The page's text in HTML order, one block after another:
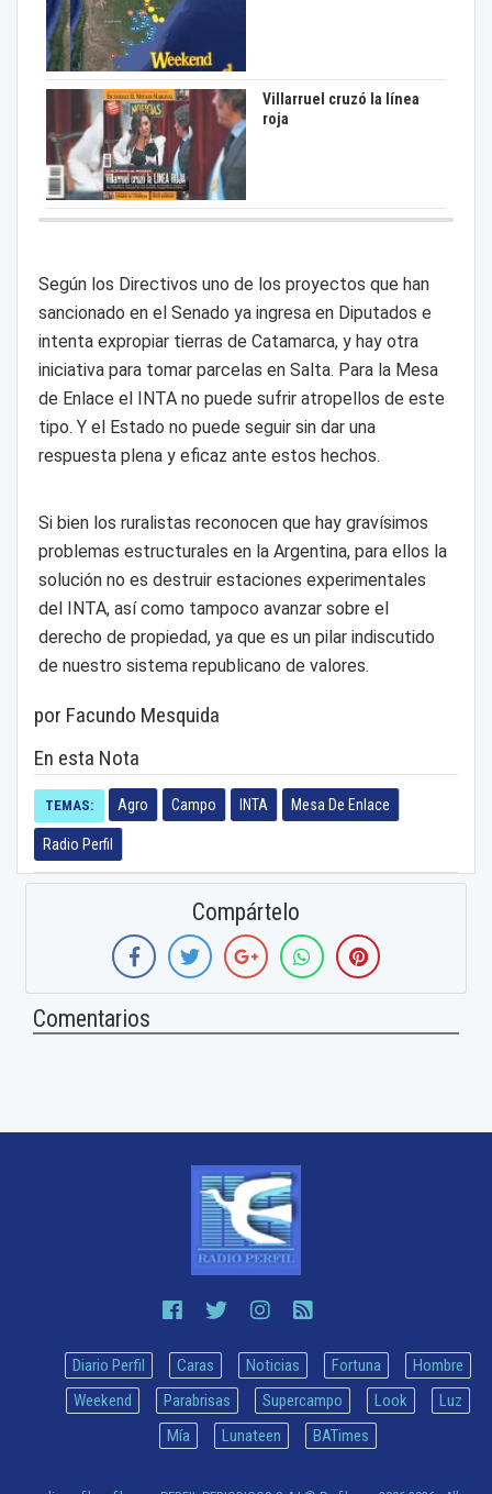
Villarruel cruzó la línea
roja
Según los Directivos uno de los proyectos que han
sancionado en el Senado ya ingresa en Diputados e
intenta expropiar tierras de Catamarca, y hay otra
iniciativa para tomar parcelas en Salta. Para la Mesa
de Enlace el INTA no puede sufrir atropellos de este
tipo. Y el Estado no puede seguir sin dar una
respuesta plena y eficaz ante estos hechos.
Si bien los ruralistas reconocen que hay gravísimos
problemas estructurales en la Argentina, para ellos la
solución no es destruir estaciones experimentales
del INTA, así como tampoco avanzar sobre el
derecho de propiedad, ya que es un pilar indiscutido
de nuestro sistema republicano de valores.
por Facundo Mesquida
En esta Nota
TEMAS: Agro Campo INTA Mesa De Enlace
Radio Perfil
Compártelo
Comentarios
Diario Perfil Caras Noticias Fortuna
Hombre
Weekend
Parabrisas Supercampo Look
Luz
Mía
Lunateen BATimes